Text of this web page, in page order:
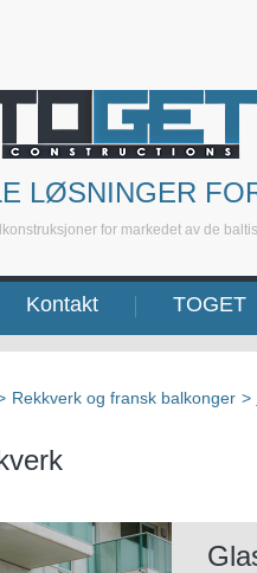
LØSNINGER
for markedet av de
Kontakt TOGET
Rekkverk og fransk balkonger >